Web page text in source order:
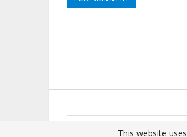
This website